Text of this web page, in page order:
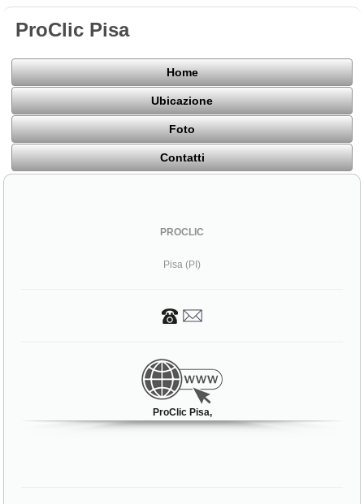
ProClic Pisa
Home
Ubicazione
Foto
Contatti
PROCLIC
Pisa (PI)
ProClic Pisa,